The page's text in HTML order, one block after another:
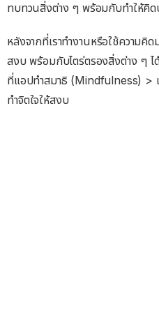
ทบทวนสิ่งต่าง ๆ พร้อมกับทำให้คิ
หลังจากที่เราทำงานหรือใช้ความคิ
สงบ พร้อมกับไตร่ตรองสิ่งต่าง ๆ ไ
ที่แอปทำสมาธิ (Mindfulness) >
ทำจิตใจให้สงบ